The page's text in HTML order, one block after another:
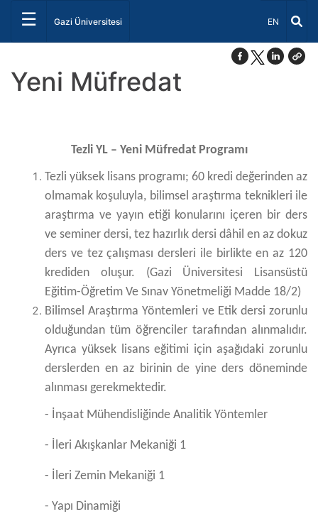
☰ Gazi Üniversitesi Dil Seçiniz
EN
Yeni Müfredat
Tezli YL – Yeni Müfredat Programı
Tezli yüksek lisans programı; 60 kredi değerinden az
olmamak koşuluyla, bilimsel araştırma teknikleri ile
araştırma ve yayın etiği konularını içeren bir ders
ve seminer dersi, tez hazırlık dersi dâhil en az dokuz
ders ve tez çalışması dersleri ile birlikte en az 120
krediden oluşur. (Gazi Üniversitesi Lisansüstü
Eğitim-Öğretim Ve Sınav Yönetmeliği Madde 18/2)
Bilimsel Araştırma Yöntemleri ve Etik dersi zorunlu
olduğundan tüm öğrenciler tarafından alınmalıdır.
Ayrıca yüksek lisans eğitimi için aşağıdaki zorunlu
derslerden en az birinin de yine ders döneminde
alınması gerekmektedir.
- İnşaat Mühendisliğinde Analitik Yöntemler
- İleri Akışkanlar Mekaniği 1
- İleri Zemin Mekaniği 1
- Yapı Dinamiği